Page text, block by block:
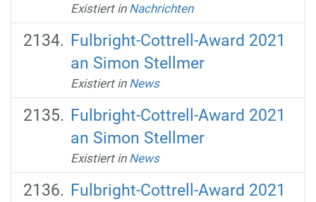
Existiert in Nachrichten
Fulbright-Cottrell-Award 2021
an Simon Stellmer
Existiert in News
Fulbright-Cottrell-Award 2021
an Simon Stellmer
Existiert in News
Fulbright-Cottrell-Award 2021